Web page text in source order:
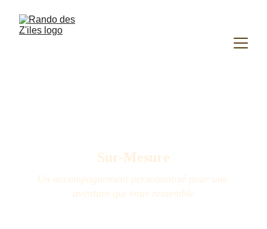
Sur-Mesure
Un accompagnement personnalisé pour une
aventure qui vous ressemble